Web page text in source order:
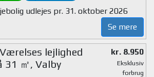
udlejes pr. 31. oktober 2026
Se mere
lejlighed
31 ㎡, Valby
kr. 8.950
Eksklusiv
forbrug